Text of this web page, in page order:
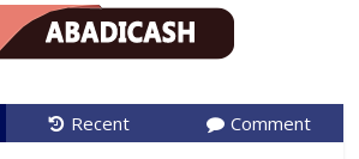
Recent Comment